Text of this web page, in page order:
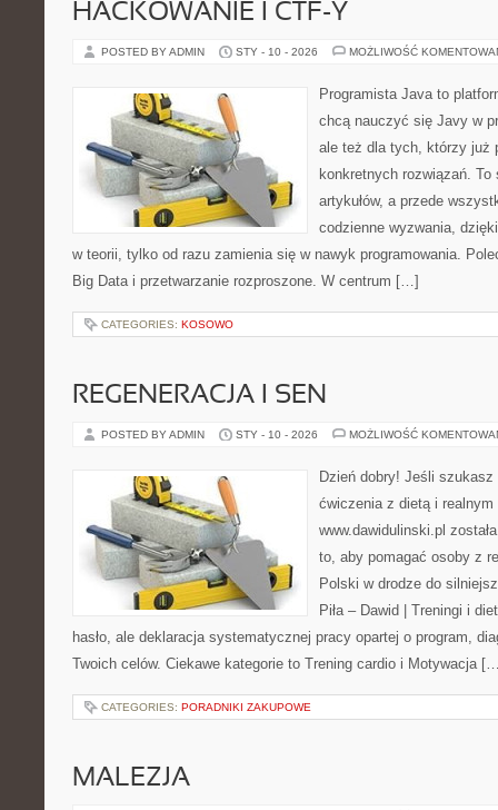
HACKOWANIE I CTF-Y
POSTED BY ADMIN STY - 10 - 2026 MOŻLIWOŚĆ
Programista Java to
chcą nauczyć się Javy w
ale też dla tych, którzy już
konkretnych rozwiązań.
artykułów, a przede
codzienne wyzwania,
w teorii, tylko od razu zamienia się w nawyk programowania.
Big Data i przetwarzanie rozproszone. W centrum […]
CATEGORIES: KOSOWO
REGENERACJA I SEN
POSTED BY ADMIN STY - 10 - 2026 MOŻLIWOŚĆ
Dzień dobry! Jeśli
ćwiczenia z dietą i
www.dawidulinski.pl
to, aby pomagać osoby z
Polski w drodze do
Piła – Dawid | Treningi i
hasło, ale deklaracja systematycznej pracy opartej o program,
Twoich celów. Ciekawe kategorie to Trening cardio i Motywacja
CATEGORIES: PORADNIKI ZAKUPOWE
MALEZJA